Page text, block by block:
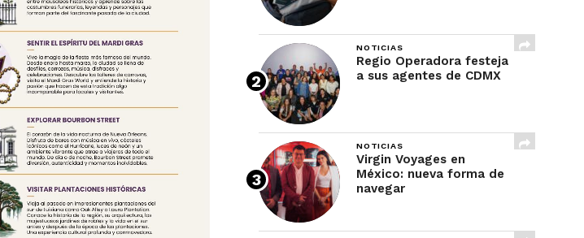
NOTICIAS
Regio Operadora festeja
a sus agentes de CDMX
NOTICIAS
Virgin Voyages en
México: nueva forma de
navegar